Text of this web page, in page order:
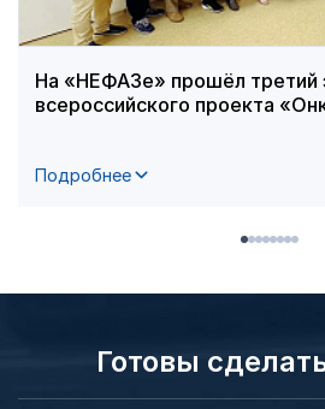
На «НЕФАЗе» прошёл третий
всероссийского проекта
Подробнее
Готовы